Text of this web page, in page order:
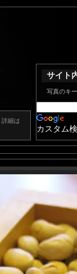
細は
サイト
写真のキ
カスタム